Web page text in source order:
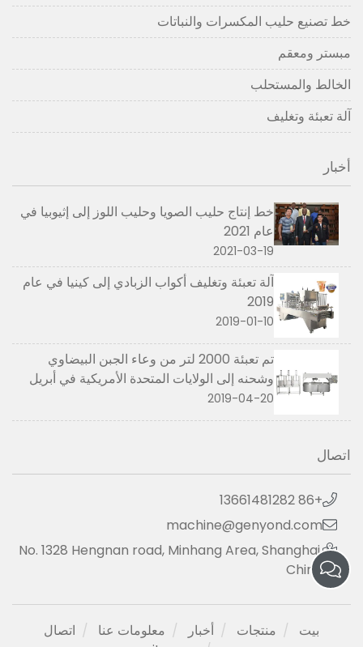
خط تصنيع حليب المكسرات والنباتات
مبستر ومعقم
الخالط والمستحلب
آلة تعبئة وتغليف
أخبار
خط إنتاج حليب الصويا وحليب اللوز إلى إثيوبيا في
عام 2021
2021-03-19
آلة تعبئة وتغليف أكواب الزبادي إلى كينيا في عام
2019
2019-01-10
تم تعبئة 2000 لتر من وعاء الجبن البيضاوي
وشحنه إلى الولايات المتحدة الأمريكية في أبريل
2019
2019-04-20
اتصال
+86 13661481282
machine@genyond.com
No. 1328 Hengnan road, Minhang Area, Shanghai,
China
بيت منتجات أخبار معلومات عنا
اتصال